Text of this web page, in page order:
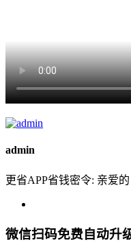
admin
更省APP省钱密令: 亲爱的
微信扫码免费自动升